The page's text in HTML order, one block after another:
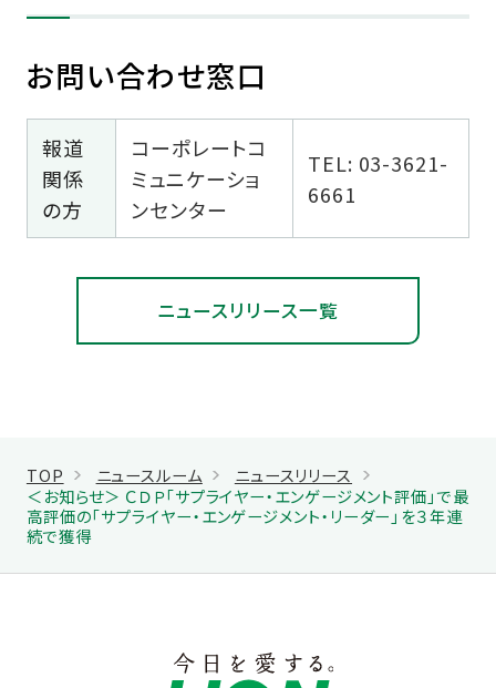
お問い合わせ窓口
報道
関係
の方
コーポレートコ
ミュニケーショ
ンセンター
TEL: 03-3621-
6661
ニュースリリース一覧
TOP ニュースルーム
ニュースリリース
＜お知らせ＞ ＣＤＰ「サプライヤー・エンゲージメント評価」で最
高評価の「サプライヤー・エンゲージメント・リーダー」を３年連
続で獲得